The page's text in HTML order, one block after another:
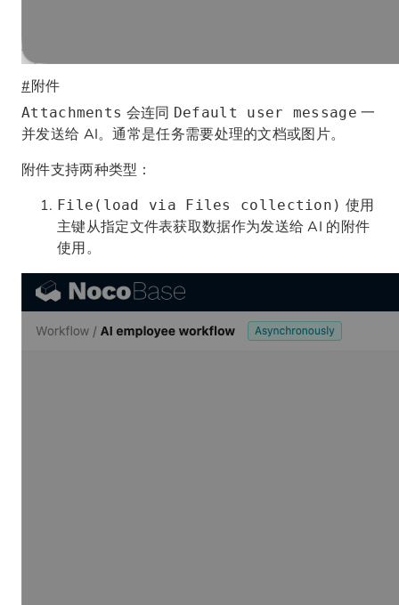
#附件
Attachments 会连同 Default user message 一
并发送给 AI。通常是任务需要处理的文档或图片。
附件支持两种类型：
File(load via Files collection) 使用
主键从指定文件表获取数据作为发送给 AI 的附件
使用。